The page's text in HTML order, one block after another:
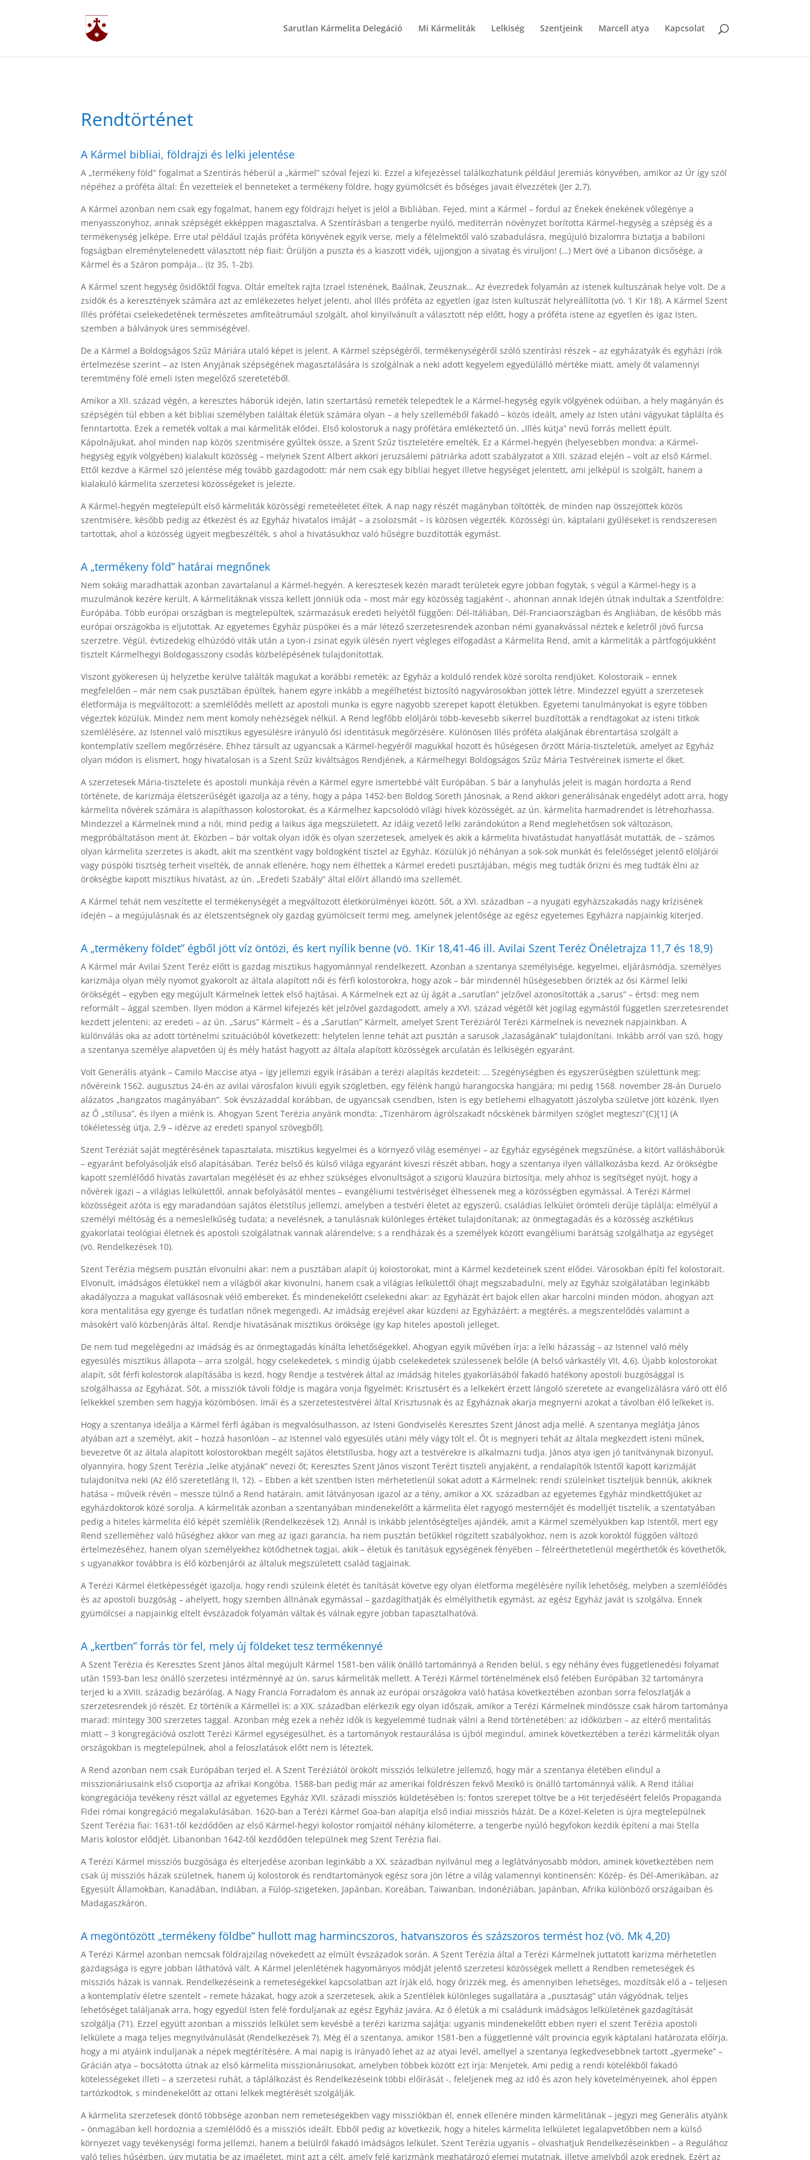
Sarutlan Kármelita Delegáció Mi Kármeliták Lelkiség Szentjeink Marcell atya Kapcsolat
Rendtörténet
A Kármel bibliai, földrajzi és lelki jelentése
A „termékeny föld” fogalmat a Szentírás héberül a „kármel” szóval fejezi ki. Ezzel a kifejezéssel találkozhatunk például Jeremiás könyvében, amikor az Úr így szól
népéhez a próféta által: Én vezettelek el benneteket a termékeny földre, hogy gyümölcsét és bőséges javait élvezzétek (Jer 2,7).
A Kármel azonban nem csak egy fogalmat, hanem egy földrajzi helyet is jelöl a Bibliában. Fejed, mint a Kármel – fordul az Énekek énekének vőlegénye a
menyasszonyhoz, annak szépségét ekképpen magasztalva. A Szentírásban a tengerbe nyúló, mediterrán növényzet borította Kármel-hegység a szépség és a
termékenység jelképe. Erre utal például Izajás próféta könyvének egyik verse, mely a félelmektől való szabadulásra, megújuló bizalomra biztatja a babiloni
fogságban elreménytelenedett választott nép fiait: Örüljön a puszta és a kiaszott vidék, ujjongjon a sivatag és viruljon! (…) Mert övé a Libanon dicsősége, a
Kármel és a Száron pompája… (Iz 35, 1-2b).
A Kármel szent hegység ősidőktől fogva. Oltár emeltek rajta Izrael Istenének, Baálnak, Zeusznak… Az évezredek folyamán az istenek kultuszának helye volt. De a
zsidók és a keresztények számára azt az emlékezetes helyet jelenti, ahol Illés próféta az egyetlen igaz Isten kultuszát helyreállította (vö. 1 Kir 18). A Kármel Szent
Illés prófétai cselekedetének természetes amfiteátrumául szolgált, ahol kinyilvánult a választott nép előtt, hogy a próféta istene az egyetlen és igaz Isten,
szemben a bálványok üres semmiségével.
De a Kármel a Boldogságos Szűz Máriára utaló képet is jelent. A Kármel szépségéről, termékenységéről szóló szentírási részek – az egyházatyák és egyházi írók
értelmezése szerint – az Isten Anyjának szépségének magasztalására is szolgálnak a neki adott kegyelem egyedülálló mértéke miatt, amely őt valamennyi
teremtmény fölé emeli Isten megelőző szeretetéből.
Amikor a XII. század végén, a keresztes háborúk idején, latin szertartású remeték telepedtek le a Kármel-hegység egyik völgyének odúiban, a hely magányán és
szépségén túl ebben a két bibliai személyben találtak életük számára olyan – a hely szelleméből fakadó – közös ideált, amely az Isten utáni vágyukat táplálta és
fenntartotta. Ezek a remeték voltak a mai kármeliták elődei. Első kolostoruk a nagy prófétára emlékeztető ún. „Illés kútja” nevű forrás mellett épült.
Kápolnájukat, ahol minden nap közös szentmisére gyűltek össze, a Szent Szűz tiszteletére emelték. Ez a Kármel-hegyén (helyesebben mondva: a Kármel-
hegység egyik völgyében) kialakult közösség – melynek Szent Albert akkori jeruzsálemi pátriárka adott szabályzatot a XIII. század elején – volt az első Kármel.
Ettől kezdve a Kármel szó jelentése még tovább gazdagodott: már nem csak egy bibliai hegyet illetve hegységet jelentett, ami jelképül is szolgált, hanem a
kialakuló kármelita szerzetesi közösségeket is jelezte.
A Kármel-hegyén megtelepült első kármeliták közösségi remeteéletet éltek. A nap nagy részét magányban töltötték, de minden nap összejöttek közös
szentmisére, később pedig az étkezést és az Egyház hivatalos imáját – a zsolozsmát – is közösen végezték. Közösségi ún. káptalani gyűléseket is rendszeresen
tartottak, ahol a közösség ügyeit megbeszélték, s ahol a hivatásukhoz való hűségre buzdították egymást.
A „termékeny föld” határai megnőnek
Nem sokáig maradhattak azonban zavartalanul a Kármel-hegyén. A keresztesek kezén maradt területek egyre jobban fogytak, s végül a Kármel-hegy is a
muzulmánok kezére került. A kármelitáknak vissza kellett jönniük oda – most már egy közösség tagjaként -, ahonnan annak idején útnak indultak a Szentföldre:
Európába. Több európai országban is megtelepültek, származásuk eredeti helyétől függően: Dél-Itáliában, Dél-Franciaországban és Angliában, de később más
európai országokba is eljutottak. Az egyetemes Egyház püspökei és a már létező szerzetesrendek azonban némi gyanakvással néztek e keletről jövő furcsa
szerzetre. Végül, évtizedekig elhúzódó viták után a Lyon-i zsinat egyik ülésén nyert végleges elfogadást a Kármelita Rend, amit a kármeliták a pártfogójukként
tisztelt Kármelhegyi Boldogasszony csodás közbelépésének tulajdonítottak.
Viszont gyökeresen új helyzetbe kerülve találták magukat a korábbi remeték: az Egyház a kolduló rendek közé sorolta rendjüket. Kolostoraik – ennek
megfelelően – már nem csak pusztában épültek, hanem egyre inkább a megélhetést biztosító nagyvárosokban jöttek létre. Mindezzel együtt a szerzetesek
életformája is megváltozott: a szemlélődés mellett az apostoli munka is egyre nagyobb szerepet kapott életükben. Egyetemi tanulmányokat is egyre többen
végeztek közülük. Mindez nem ment komoly nehézségek nélkül. A Rend legfőbb elöljárói több-kevesebb sikerrel buzdították a rendtagokat az isteni titkok
szemlélésére, az Istennel való misztikus egyesülésre irányuló ősi identitásuk megőrzésére. Különösen Illés próféta alakjának ébrentartása szolgált a
kontemplatív szellem megőrzésére. Ehhez társult az ugyancsak a Kármel-hegyéről magukkal hozott és hűségesen őrzött Mária-tiszteletük, amelyet az Egyház
olyan módon is elismert, hogy hivatalosan is a Szent Szűz kiváltságos Rendjének, a Kármelhegyi Boldogságos Szűz Mária Testvéreinek ismerte el őket.
A szerzetesek Mária-tisztelete és apostoli munkája révén a Kármel egyre ismertebbé vált Európában. S bár a lanyhulás jeleit is magán hordozta a Rend
története, de karizmája életszerűségét igazolja az a tény, hogy a pápa 1452-ben Boldog Soreth Jánosnak, a Rend akkori generálisának engedélyt adott arra, hogy
kármelita nővérek számára is alapíthasson kolostorokat, és a Kármelhez kapcsolódó világi hívek közösségét, az ún. kármelita harmadrendet is létrehozhassa.
Mindezzel a Kármelnek mind a női, mind pedig a laikus ága megszületett. Az idáig vezető lelki zarándokúton a Rend meglehetősen sok változáson,
megpróbáltatáson ment át. Eközben – bár voltak olyan idők és olyan szerzetesek, amelyek és akik a kármelita hivatástudat hanyatlását mutatták, de – számos
olyan kármelita szerzetes is akadt, akit ma szentként vagy boldogként tisztel az Egyház. Közülük jó néhányan a sok-sok munkát és felelősséget jelentő elöljárói
vagy püspöki tisztség terheit viselték, de annak ellenére, hogy nem élhettek a Kármel eredeti pusztájában, mégis meg tudták őrizni és meg tudták élni az
örökségbe kapott misztikus hivatást, az ún. „Eredeti Szabály” által előírt állandó ima szellemét.
A Kármel tehát nem veszítette el termékenységét a megváltozott életkörülményei között. Sőt, a XVI. században – a nyugati egyházszakadás nagy krízisének
idején – a megújulásnak és az életszentségnek oly gazdag gyümölcseit termi meg, amelynek jelentősége az egész egyetemes Egyházra napjainkig kiterjed.
A „termékeny földet” égből jött víz öntözi, és kert nyílik benne (vö. 1Kir 18,41-46 ill. Avilai Szent Teréz Önéletrajza 11,7 és 18,9)
A Kármel már Avilai Szent Teréz előtt is gazdag misztikus hagyománnyal rendelkezett. Azonban a szentanya személyisége, kegyelmei, eljárásmódja, személyes
karizmája olyan mély nyomot gyakorolt az általa alapított női és férfi kolostorokra, hogy azok – bár mindennél hűségesebben őrizték az ősi Kármel lelki
örökségét – egyben egy megújult Kármelnek lettek első hajtásai. A Kármelnek ezt az új ágát a „sarutlan” jelzővel azonosították a „sarus” – értsd: meg nem
reformált – ággal szemben. Ilyen módon a Kármel kifejezés két jelzővel gazdagodott, amely a XVI. század végétől két jogilag egymástól független szerzetesrendet
kezdett jelenteni: az eredeti – az ún. „Sarus” Kármelt – és a „Sarutlan” Kármelt, amelyet Szent Teréziáról Terézi Kármelnek is neveznek napjainkban. A
különválás oka az adott történelmi szituációból következett: helytelen lenne tehát azt pusztán a sarusok „lazaságának” tulajdonítani. Inkább arról van szó, hogy
a szentanya személye alapvetően új és mély hatást hagyott az általa alapított közösségek arculatán és lelkiségén egyaránt.
Volt Generális atyánk – Camilo Maccise atya – így jellemzi egyik írásában a terézi alapítás kezdeteit: … Szegénységben és egyszerűségben születtünk meg:
nővéreink 1562. augusztus 24-én az avilai városfalon kívüli egyik szögletben, egy félénk hangú harangocska hangjára; mi pedig 1568. november 28-án Duruelo
alázatos „hangzatos magányában”. Sok évszázaddal korábban, de ugyancsak csendben, Isten is egy betlehemi elhagyatott jászolyba születve jött közénk. Ilyen
az Ő „stílusa”, és ilyen a miénk is. Ahogyan Szent Terézia anyánk mondta: „Tizenhárom ágrólszakadt nőcskének bármilyen szöglet megteszi”{C}[1] (A
tökéletesség útja, 2,9 – idézve az eredeti spanyol szövegből).
Szent Teréziát saját megtérésének tapasztalata, misztikus kegyelmei és a környező világ eseményei – az Egyház egységének megszűnése, a kitört vallásháborúk
– egyaránt befolyásolják első alapításában. Teréz belső és külső világa egyaránt kiveszi részét abban, hogy a szentanya ilyen vállalkozásba kezd. Az örökségbe
kapott szemlélődő hivatás zavartalan megélését és az ehhez szükséges elvonultságot a szigorú klauzúra biztosítja, mely ahhoz is segítséget nyújt, hogy a
nővérek igazi – a világias lelkülettől, annak befolyásától mentes – evangéliumi testvériséget élhessenek meg a közösségben egymással. A Terézi Kármel
közösségeit azóta is egy maradandóan sajátos életstílus jellemzi, amelyben a testvéri életet az egyszerű, családias lelkület örömteli derűje táplálja; elmélyül a
személyi méltóság és a nemeslelkűség tudata; a nevelésnek, a tanulásnak különleges értéket tulajdonítanak; az önmegtagadás és a közösség aszkétikus
gyakorlatai teológiai életnek és apostoli szolgálatnak vannak alárendelve; s a rendházak és a személyek között evangéliumi barátság szolgálhatja az egységet
(vö. Rendelkezések 10).
Szent Terézia mégsem pusztán elvonulni akar: nem a pusztában alapít új kolostorokat, mint a Kármel kezdeteinek szent elődei. Városokban építi fel kolostorait.
Elvonult, imádságos életükkel nem a világból akar kivonulni, hanem csak a világias lelkülettől óhajt megszabadulni, mely az Egyház szolgálatában leginkább
akadályozza a magukat vallásosnak vélő embereket. És mindenekelőtt cselekedni akar: az Egyházát ért bajok ellen akar harcolni minden módon, ahogyan azt
kora mentalitása egy gyenge és tudatlan nőnek megengedi. Az imádság erejével akar küzdeni az Egyházáért: a megtérés, a megszentelődés valamint a
másokért való közbenjárás által. Rendje hivatásának misztikus öröksége így kap hiteles apostoli jelleget.
De nem tud megelégedni az imádság és az önmegtagadás kínálta lehetőségekkel. Ahogyan egyik művében írja: a lelki házasság – az Istennel való mély
egyesülés misztikus állapota – arra szolgál, hogy cselekedetek, s mindig újabb cselekedetek szülessenek belőle (A belső várkastély VII, 4,6). Újabb kolostorokat
alapít, sőt férfi kolostorok alapításába is kezd, hogy Rendje a testvérek által az imádság hiteles gyakorlásából fakadó hatékony apostoli buzgósággal is
szolgálhassa az Egyházat. Sőt, a missziók távoli földje is magára vonja figyelmét: Krisztusért és a lelkekért érzett lángoló szeretete az evangelizálásra váró ott élő
lelkekkel szemben sem hagyja közömbösen. Imái és a szerzetestestvérei által Krisztusnak és az Egyháznak akarja megnyerni azokat a távolban élő lelkeket is.
Hogy a szentanya ideálja a Kármel férfi ágában is megvalósulhasson, az Isteni Gondviselés Keresztes Szent Jánost adja mellé. A szentanya meglátja János
atyában azt a személyt, akit – hozzá hasonlóan – az Istennel való egyesülés utáni mély vágy tölt el. Őt is megnyeri tehát az általa megkezdett isteni műnek,
bevezetve őt az általa alapított kolostorokban megélt sajátos életstílusba, hogy azt a testvérekre is alkalmazni tudja. János atya igen jó tanítványnak bizonyul,
olyannyira, hogy Szent Terézia „lelke atyjának” nevezi őt; Keresztes Szent János viszont Terézt tiszteli anyjaként, a rendalapítók Istentől kapott karizmáját
tulajdonítva neki (Az élő szeretetláng II, 12). – Ebben a két szentben Isten mérhetetlenül sokat adott a Kármelnek: rendi szüleinket tiszteljük bennük, akiknek
hatása – műveik révén – messze túlnő a Rend határain, amit látványosan igazol az a tény, amikor a XX. században az egyetemes Egyház mindkettőjüket az
egyházdoktorok közé sorolja. A kármeliták azonban a szentanyában mindenekelőtt a kármelita élet ragyogó mesternőjét és modelljét tisztelik, a szentatyában
pedig a hiteles kármelita élő képét szemlélik (Rendelkezések 12). Annál is inkább jelentőségteljes ajándék, amit a Kármel személyükben kap Istentől, mert egy
Rend szelleméhez való hűséghez akkor van meg az igazi garancia, ha nem pusztán betűkkel rögzített szabályokhoz, nem is azok koroktól függően változó
értelmezéséhez, hanem olyan személyekhez kötődhetnek tagjai, akik – életük és tanításuk egységének fényében – félreérthetetlenül megérthetők és követhetők,
s ugyanakkor továbbra is élő közbenjárói az általuk megszületett család tagjainak.
A Terézi Kármel életképességét igazolja, hogy rendi szüleink életét és tanítását követve egy olyan életforma megélésére nyílik lehetőség, melyben a szemlélődés
és az apostoli buzgóság – ahelyett, hogy szemben állnának egymással – gazdagíthatják és elmélyíthetik egymást, az egész Egyház javát is szolgálva. Ennek
gyümölcsei a napjainkig eltelt évszázadok folyamán váltak és válnak egyre jobban tapasztalhatóvá.
A „kertben” forrás tör fel, mely új földeket tesz termékennyé
A Szent Terézia és Keresztes Szent János által megújult Kármel 1581-ben válik önálló tartománnyá a Renden belül, s egy néhány éves függetlenedési folyamat
után 1593-ban lesz önálló szerzetesi intézménnyé az ún. sarus kármeliták mellett. A Terézi Kármel történelmének első felében Európában 32 tartományra
terjed ki a XVIII. századig bezárólag. A Nagy Francia Forradalom és annak az európai országokra való hatása következtében azonban sorra feloszlatják a
szerzetesrendek jó részét. Ez történik a Kármellel is: a XIX. században elérkezik egy olyan időszak, amikor a Terézi Kármelnek mindössze csak három tartománya
marad: mintegy 300 szerzetes taggal. Azonban még ezek a nehéz idők is kegyelemmé tudnak válni a Rend történetében: az időközben – az eltérő mentalitás
miatt – 3 kongregációvá oszlott Terézi Kármel egységesülhet, és a tartományok restaurálása is újból megindul, aminek következtében a terézi kármeliták olyan
országokban is megtelepülnek, ahol a feloszlatások előtt nem is léteztek.
A Rend azonban nem csak Európában terjed el. A Szent Teréziától örökölt missziós lelkületre jellemző, hogy már a szentanya életében elindul a
misszionáriusaink első csoportja az afrikai Kongóba. 1588-ban pedig már az amerikai földrészen fekvő Mexikó is önálló tartománnyá válik. A Rend itáliai
kongregációja tevékeny részt vállal az egyetemes Egyház XVII. századi missziós küldetésében is: fontos szerepet töltve be a Hit terjedéséért felelős Propaganda
Fidei római kongregáció megalakulásában. 1620-ban a Terézi Kármel Goa-ban alapítja első indiai missziós házát. De a Közel-Keleten is újra megtelepülnek
Szent Terézia fiai: 1631-től kezdődően az első Kármel-hegyi kolostor romjaitól néhány kilométerre, a tengerbe nyúló hegyfokon kezdik építeni a mai Stella
Maris kolostor elődjét. Libanonban 1642-től kezdődően települnek meg Szent Terézia fiai.
A Terézi Kármel missziós buzgósága és elterjedése azonban leginkább a XX. században nyilvánul meg a leglátványosabb módon, aminek következtében nem
csak új missziós házak születnek, hanem új kolostorok és rendtartományok egész sora jön létre a világ valamennyi kontinensén: Közép- és Dél-Amerikában, az
Egyesült Államokban, Kanadában, Indiában, a Fülöp-szigeteken, Japánban, Koreában, Taiwanban, Indonéziában, Japánban, Afrika különböző országaiban és
Madagaszkáron.
A megöntözött „termékeny földbe” hullott mag harmincszoros, hatvanszoros és százszoros termést hoz (vö. Mk 4,20)
A Terézi Kármel azonban nemcsak földrajzilag növekedett az elmúlt évszázadok során. A Szent Terézia által a Terézi Kármelnek juttatott karizma mérhetetlen
gazdagsága is egyre jobban láthatóvá vált. A Kármel jelenlétének hagyományos módját jelentő szerzetesi közösségek mellett a Rendben remeteségek és
missziós házak is vannak. Rendelkezéseink a remeteségekkel kapcsolatban azt írják elő, hogy őrizzék meg, és amennyiben lehetséges, mozdítsák elő a – teljesen
a kontemplatív életre szentelt – remete házakat, hogy azok a szerzetesek, akik a Szentlélek különleges sugallatára a „pusztaság” után vágyódnak, teljes
lehetőséget találjanak arra, hogy egyedül Isten felé forduljanak az egész Egyház javára. Az ő életük a mi családunk imádságos lelkületének gazdagítását
szolgálja (71). Ezzel együtt azonban a missziós lelkület sem kevésbé a terézi karizma sajátja: ugyanis mindenekelőtt ebben nyeri el szent Terézia apostoli
lelkülete a maga teljes megnyilvánulását (Rendelkezések 7). Még él a szentanya, amikor 1581-ben a függetlenné vált provincia egyik káptalani határozata előírja,
hogy a mi atyáink induljanak a népek megtérítésére. A mai napig is irányadó lehet az az atyai levél, amellyel a szentanya legkedvesebbnek tartott „gyermeke” –
Grácián atya – bocsátotta útnak az első kármelita misszionáriusokat, amelyben többek között ezt írja: Menjetek. Ami pedig a rendi kötelékből fakadó
kötelességeket illeti – a szerzetesi ruhát, a táplálkozást és Rendelkezéseink többi előírását -, feleljenek meg az idő és azon hely követelményeinek, ahol éppen
tartózkodtok, s mindenekelőtt az ottani lelkek megtérését szolgálják.
A kármelita szerzetesek döntő többsége azonban nem remeteségekben vagy missziókban él, ennek ellenére minden kármelitának – jegyzi meg Generális atyánk
– önmagában kell hordoznia a szemlélődő és a missziós ideált. Ebből pedig az következik, hogy a hiteles kármelita lelkületet legalapvetőbben nem a külső
környezet vagy tevékenységi forma jellemzi, hanem a belülről fakadó imádságos lelkület. Szent Terézia ugyanis – olvashatjuk Rendelkezéseinkben – a Regulához
való teljes hűségben, úgy mutatja be az imaéletet, mint azt a célt, amely felé karizmánk meghatározó elemei mutatnak, illetve amelyből azok erednek. Ezért az